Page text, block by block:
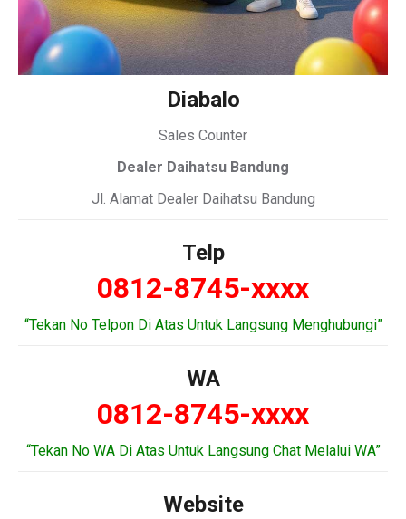
Diabalo
Sales Counter
Dealer Daihatsu Bandung
Jl. Alamat Dealer Daihatsu Bandung
Telp
0812-8745-xxxx
“Tekan No Telpon Di Atas Untuk Langsung Menghubungi”
WA
0812-8745-xxxx
“Tekan No WA Di Atas Untuk Langsung Chat Melalui WA”
Website